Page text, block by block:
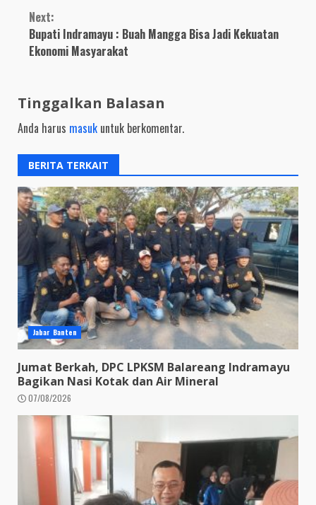
Next:
Bupati Indramayu : Buah Mangga Bisa Jadi Kekuatan
Ekonomi Masyarakat
Tinggalkan Balasan
Anda harus masuk untuk berkomentar.
BERITA TERKAIT
Jabar Banten
Jumat Berkah, DPC LPKSM Balareang Indramayu
Bagikan Nasi Kotak dan Air Mineral
07/08/2026